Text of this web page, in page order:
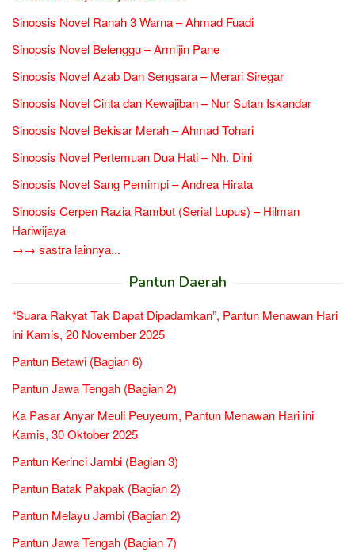
Sinopsis Novel Ranah 3 Warna – Ahmad Fuadi
Sinopsis Novel Belenggu – Armijin Pane
Sinopsis Novel Azab Dan Sengsara – Merari Siregar
Sinopsis Novel Cinta dan Kewajiban – Nur Sutan Iskandar
Sinopsis Novel Bekisar Merah – Ahmad Tohari
Sinopsis Novel Pertemuan Dua Hati – Nh. Dini
Sinopsis Novel Sang Pemimpi – Andrea Hirata
Sinopsis Cerpen Razia Rambut (Serial Lupus) – Hilman
Hariwijaya
→→ sastra lainnya...
Pantun Daerah
“Suara Rakyat Tak Dapat Dipadamkan”, Pantun Menawan Hari
ini Kamis, 20 November 2025
Pantun Betawi (Bagian 6)
Pantun Jawa Tengah (Bagian 2)
Ka Pasar Anyar Meuli Peuyeum, Pantun Menawan Hari ini
Kamis, 30 Oktober 2025
Pantun Kerinci Jambi (Bagian 3)
Pantun Batak Pakpak (Bagian 2)
Pantun Melayu Jambi (Bagian 2)
Pantun Jawa Tengah (Bagian 7)